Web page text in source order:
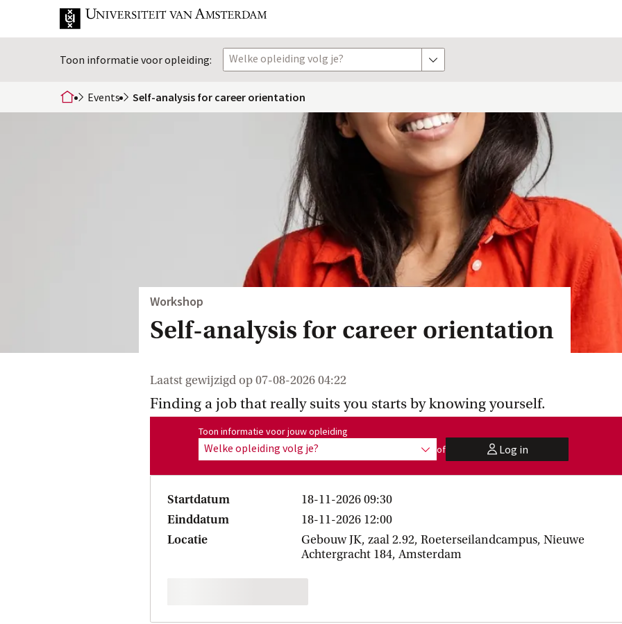
Toon informatie voor opleiding: Welke opleiding volg je? toon opties
home
Events Self-analysis for career orientation
Workshop
Self-analysis for career orientation
Laatst gewijzigd op07-08-2026 04:22
Finding a job that really suits you starts by knowing yourself.
Toon informatie voor opleiding:
Toon informatie voor jouw opleiding
Welke opleiding volg je? toon opties
of userLog in
Startdatum
18-11-2026 09:30
Einddatum
18-11-2026 12:00
Locatie
Gebouw JK, zaal 2.92, Roeterseilandcampus, Nieuwe
Achtergracht 184, Amsterdam